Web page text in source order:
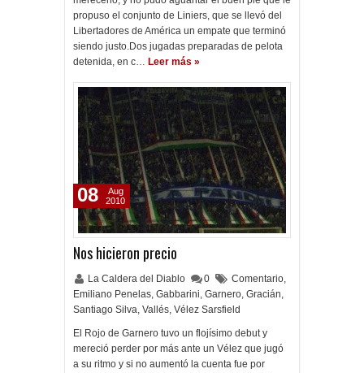
propuso el conjunto de Liniers, que se llevó del
Libertadores de América un empate que terminó
siendo justo.Dos jugadas preparadas de pelota
detenida, en c… Leer más »
Nos hicieron precio
La Caldera del Diablo 0 Comentario,
Emiliano Penelas, Gabbarini, Garnero, Gracián,
Santiago Silva, Vallés, Vélez Sarsfield
El Rojo de Garnero tuvo un flojísimo debut y
mereció perder por más ante un Vélez que jugó
a su ritmo y si no aumentó la cuenta fue por
08
Aug
2010